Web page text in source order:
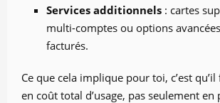
Services additionnels : cartes
multi-comptes ou options
facturés.
Ce que cela implique pour toi, c’est
en coût total d’usage, pas seulement en